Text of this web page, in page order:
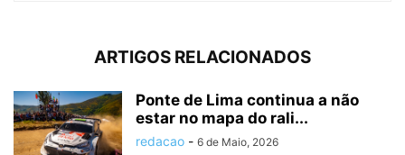
ARTIGOS RELACIONADOS
Ponte de Lima continua a não
estar no mapa do rali...
redacao - 6 de Maio, 2026